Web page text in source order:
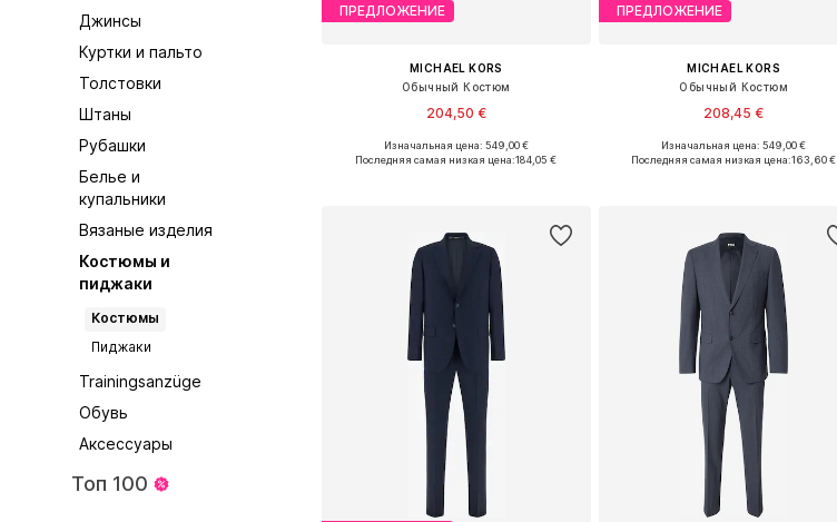
Джинсы
Куртки и пальто
Толстовки
Штаны
Рубашки
Белье и
купальники
Вязаные изделия
Костюмы и
пиджаки
Костюмы
Пиджаки
Trainingsanzüge
Обувь
Аксессуары
Топ 100
ПРЕДЛОЖЕНИЕ
MICHAEL KORS
Обычный Костюм
204,50 €
Доступные размеры: 46, 48, 50, 54, 56
Изначальная цена: 549,00 €
Последняя самая низкая цена:184,05 €
ПРЕДЛОЖЕНИЕ
MICHAEL KORS
Обычный Костюм
208,45 €
Доступно множество размеров
Изначальная цена: 549,00 €
Последняя самая низкая цена:163,60 €